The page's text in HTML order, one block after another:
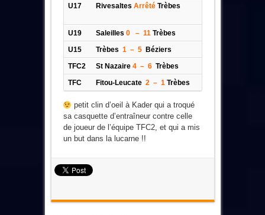
U17 Rivesaltes Arrêté Trèbes
U19 Saleilles 0 – 11Trèbes
U15
Trèbes 1 – 5Béziers
TFC2
St Nazaire 4 – 6Trèbes
TFC
Fitou-Leucate 2 – 1Trèbes
petit clin d’oeil à Kader qui a troqué
sa casquette d’entraîneur contre celle
de joueur de l’équipe TFC2, et qui a mis
un but dans la lucarne !!